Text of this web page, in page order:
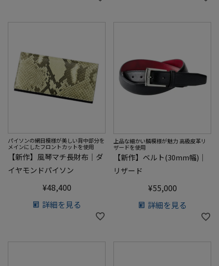
パイソンの網目模様が美しい背中部分を
メインにしたフロントカットを使用
【新作】風琴マチ長財布｜ダ
イヤモンドパイソン
¥48,400
詳細を見る
上品な細かい鱗模様が魅力 高級皮革リ
ザードを使用
【新作】ベルト(30mm幅)｜
リザード
¥55,000
詳細を見る